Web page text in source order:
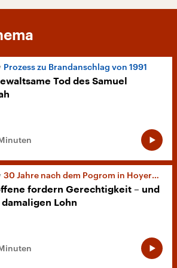
Prozess zu Brandanschlag von 1991
Tod des Samuel
30 Jahre nach dem Pogrom in Hoyerswerda
fordern Gerechtigkeit – und
Lohn